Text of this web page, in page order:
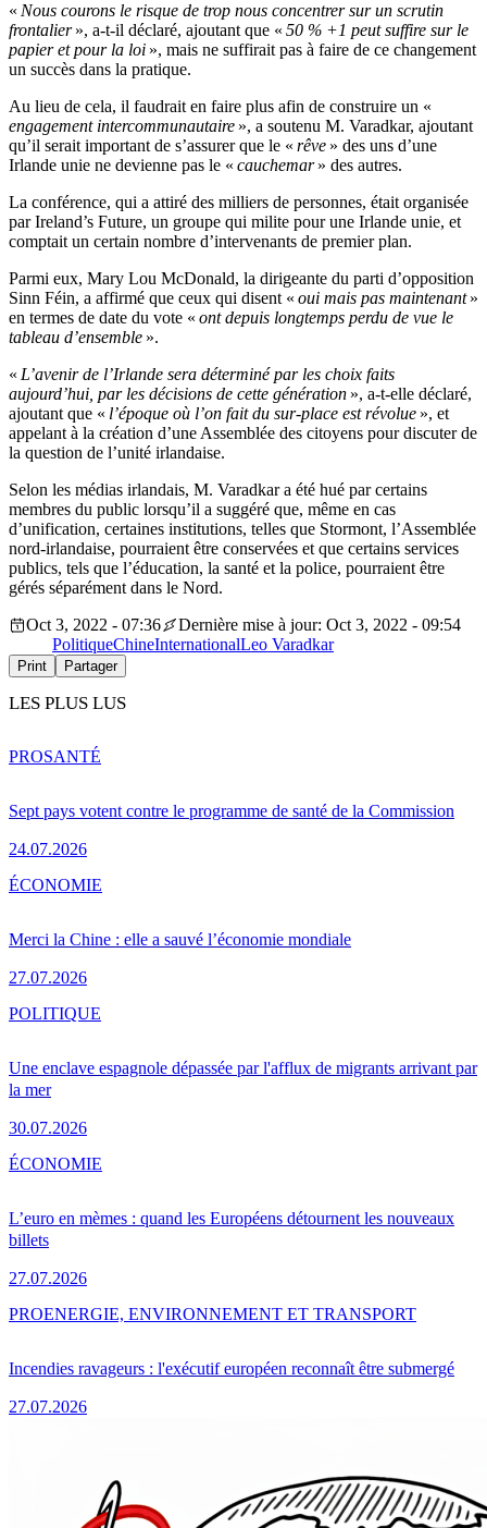
« Nous courons le risque de trop nous concentrer sur un scrutin
frontalier», a-t-il déclaré, ajoutant que « 50 % +1 peut suffire sur le
papier et pour la loi », mais ne suffirait pas à faire de ce changement
un succès dans la pratique.
Au lieu de cela, il faudrait en faire plus afin de construire un «
engagement intercommunautaire », a soutenu M. Varadkar, ajoutant
qu’il serait important de s’assurer que le « rêve » des uns d’une
Irlande unie ne devienne pas le « cauchemar» des autres.
La conférence, qui a attiré des milliers de personnes, était organisée
par Ireland’s Future, un groupe qui milite pour une Irlande unie, et
comptait un certain nombre d’intervenants de premier plan.
Parmi eux, Mary Lou McDonald, la dirigeante du parti d’opposition
Sinn Féin, a affirmé que ceux qui disent « oui mais pas maintenant»
en termes de date du vote « ont depuis longtemps perdu de vue le
tableau d’ensemble ».
« L’avenir de l’Irlande sera déterminé par les choix faits
aujourd’hui, par les décisions de cette génération », a-t-elle déclaré,
ajoutant que « l’époque où l’on fait du sur-place est révolue », et
appelant à la création d’une Assemblée des citoyens pour discuter de
la question de l’unité irlandaise.
Selon les médias irlandais, M. Varadkar a été hué par certains
membres du public lorsqu’il a suggéré que, même en cas
d’unification, certaines institutions, telles que Stormont, l’Assemblée
nord-irlandaise, pourraient être conservées et que certains services
publics, tels que l’éducation, la santé et la police, pourraient être
gérés séparément dans le Nord.
Oct 3, 2022 - 07:36
Dernière mise à jour: Oct 3, 2022 - 09:54
PolitiqueChineInternationalLeo Varadkar
Print Partager
LES PLUS LUS
Sept pays votent contre le programme de santé de la Commission
24.07.2026
PROSANTÉ
Merci la Chine : elle a sauvé l’économie mondiale
27.07.2026
ÉCONOMIE
Une enclave espagnole dépassée par l'afflux de migrants arrivant par
la mer
30.07.2026
POLITIQUE
L’euro en mèmes : quand les Européens détournent les nouveaux
billets
27.07.2026
ÉCONOMIE
Incendies ravageurs : l'exécutif européen reconnaît être submergé
27.07.2026
PROENERGIE, ENVIRONNEMENT ET TRANSPORT